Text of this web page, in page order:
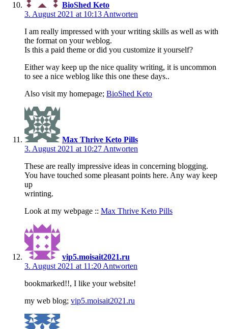
BioShed Keto
3. August 2021 at 10:13 Antworten
I am really impressed with your writing skills as well as with
the format on your weblog.
Is this a paid theme or did you customize it yourself?
Either way keep up the nice quality writing, it is uncommon
to see a nice weblog like this one these days..
Also visit my homepage; BioShed Keto
Max Thrive Keto Pills
3. August 2021 at 10:27 Antworten
These are really impressive ideas in concerning blogging.
You have touched some pleasant points here. Any way keep
up
wrinting.
Look at my webpage :: Max Thrive Keto Pills
vip5.moisait2021.ru
3. August 2021 at 11:20 Antworten
bookmarked!!, I like your website!
my web blog; vip5.moisait2021.ru